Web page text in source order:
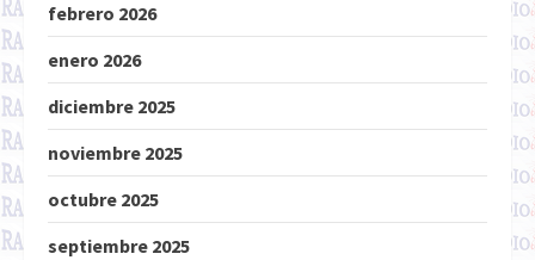
febrero 2026
enero 2026
diciembre 2025
noviembre 2025
octubre 2025
septiembre 2025